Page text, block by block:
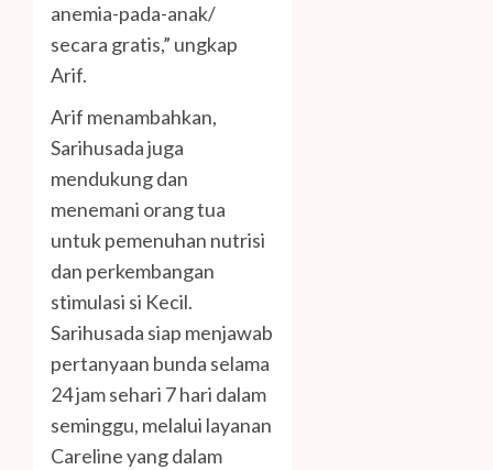
anemia-pada-anak/
secara gratis,” ungkap
Arif.
Arif menambahkan,
Sarihusada juga
mendukung dan
menemani orang tua
untuk pemenuhan nutrisi
dan perkembangan
stimulasi si Kecil.
Sarihusada siap menjawab
pertanyaan bunda selama
24 jam sehari 7 hari dalam
seminggu, melalui layanan
Careline yang dalam